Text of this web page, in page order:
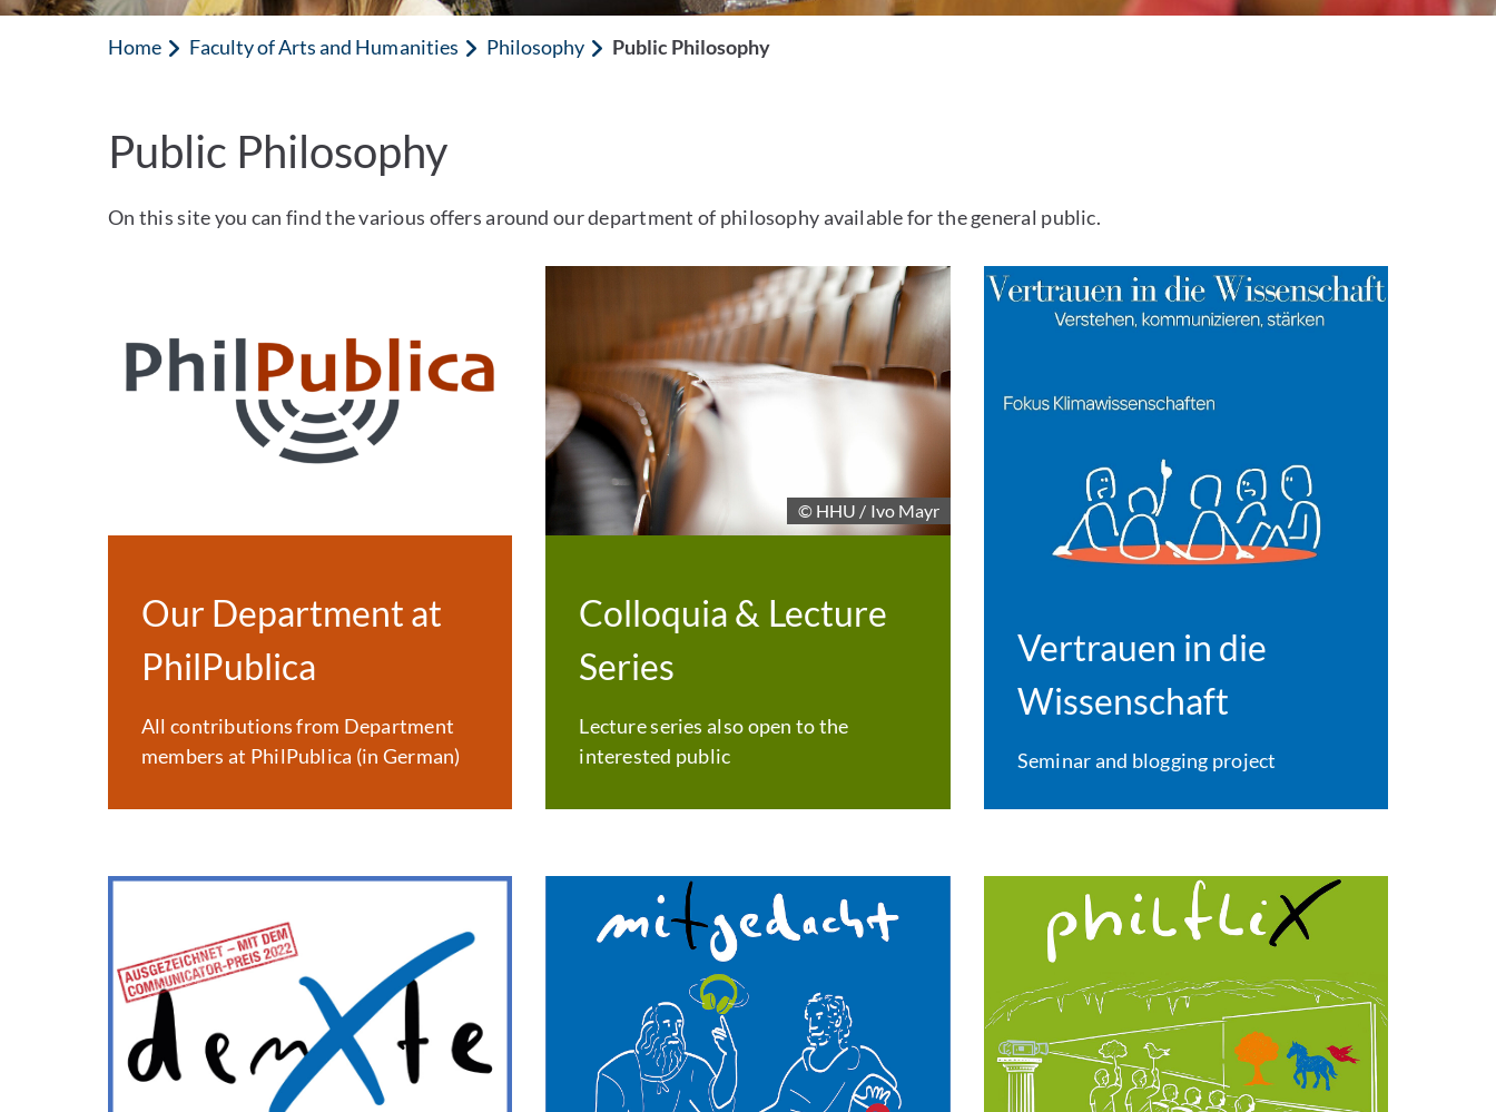
Home Faculty of Arts and Humanities Philosophy Public Philosophy
Public Philosophy
On this site you can find the various offers around our department of philosophy available for the general public.
Our Department at
PhilPublica
All contributions from Department
members at PhilPublica (in German)
© HHU / Ivo Mayr
Colloquia & Lecture
Series
Lecture series also open to the
interested public
Vertrauen in die
Wissenschaft
Seminar and blogging project